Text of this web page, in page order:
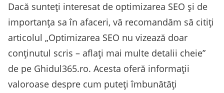
Dacă sunteți interesat de optimizarea SEO și de
importanța sa în afaceri, vă recomandăm să citiți
articolul „Optimizarea SEO nu vizează doar
conținutul scris – aflați mai multe detalii cheie”
de pe Ghidul365.ro. Acesta oferă informații
valoroase despre cum puteți îmbunătăți